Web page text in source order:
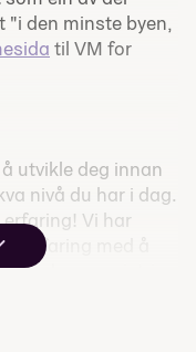
"i den minste byen,
til VM for
utvikle deg innan
nivå du har i dag.
Vi har
erfaring med å
og meistring